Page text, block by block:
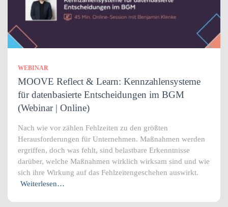
WEBINAR
MOOVE Reflect & Learn: Kennzahlensysteme
für datenbasierte Entscheidungen im BGM
(Webinar | Online)
Nach wie vor zählen Fehlzeiten zu den größten
Herausforderungen für Unternehmen. Maßnahmen werden
ergriffen, doch was fehlt, sind belastbare Erkenntnisse
darüber, welche Maßnahmen wirklich wirksam sind und wie
sich ihre Wirkung auf das Fehlzeitengeschehen auswirkt.
Weiterlesen…